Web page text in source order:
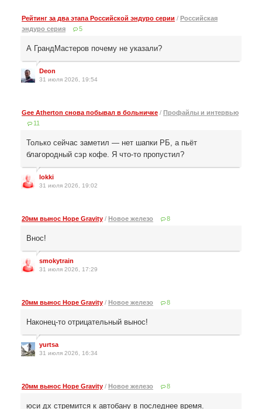
Рейтинг за два этапа Российской эндуро серии / Российская
эндуро серия
5
А ГрандМастеров почему не указали?
Deon
31 июля 2026, 19:54
Gee Atherton снова побывал в больничке / Профайлы и интервью
11
Только сейчас заметил — нет шапки РБ, а пьёт
благородный сэр кофе. Я что-то пропустил?
lokki
31 июля 2026, 19:02
20мм вынос Hope Gravity / Новое железо 8
Внос!
smokytrain
31 июля 2026, 17:29
20мм вынос Hope Gravity / Новое железо 8
Наконец-то отрицательный вынос!
yurtsa
31 июля 2026, 16:34
20мм вынос Hope Gravity / Новое железо 8
юси дх стремится к автобану в последнее время.